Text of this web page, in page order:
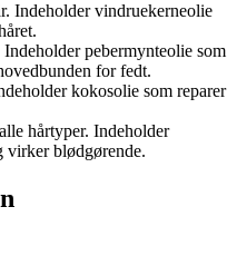
Indeholder vindruekerneolie
pebermynteolie som
for fedt.
kokosolie som reparer
hårtyper. Indeholder
virker blødgørende.